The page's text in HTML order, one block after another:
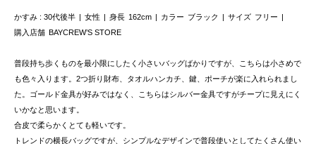
かすみ 30代後半 女性 身長 162cm カラー ブラック サイズ フリー
購入店舗 BAYCREW’S STORE
普段持ち歩くものを最小限にしたく小さいバッグばかりですが、こちらは小さめで
も色々入ります。2つ折り財布、タオルハンカチ、鍵、ポーチが楽に入れられまし
た。ゴールド金具が好みではなく、こちらはシルバー金具ですがチープに見えにく
いかなと思います。
合皮で柔らかくとても軽いです。
トレンドの横長バッグですが、シンプルなデザインで普段使いとしてたくさん使い